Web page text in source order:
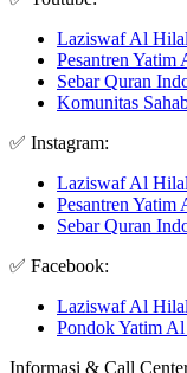
Laziswaf Al Hilal
Pesantren Yatim
Sebar Quran
Komunitas
✅ Instagram:
Laziswaf Al Hilal
Pesantren Yatim
Sebar Quran
✅ Facebook:
Laziswaf Al Hilal
Pondok Yatim
Informasi & Call